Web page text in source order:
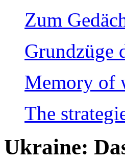
Zum
Grundzüge
Memory of
The
Ukraine: